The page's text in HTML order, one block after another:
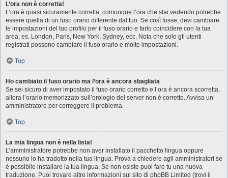
L’ora non è corretta!
L’ora è quasi sicuramente corretta, comunque l’ora che stai vedendo potrebbe
essere quella di un fuso orario differente dal tuo. Se così fosse, devi cambiare
le impostazioni del tuo profilo per il fuso orario e farlo coincidere con la tua
area, es. London, Paris, New York, Sydney, ecc. Nota che solo gli utenti
registrati possono cambiare il fuso orario e molte impostazioni.
Top
Ho cambiato il fuso orario ma l’ora è ancora sbagliata
Se sei sicuro di aver impostato il fuso orario corretto e l’ora è ancora scorretta,
allora l’orario memorizzato sull’orologio del server non è corretto. Avvisa un
amministratore per correggere il problema.
Top
La mia lingua non è nella lista!
L’amministratore potrebbe non aver installato il pacchetto lingua oppure
nessuno lo ha tradotto nella tua lingua. Prova a chiedere agli amministratori se
è possibile installare la tua lingua. Se non esiste puoi fare tu una nuova
traduzione. Puoi trovare altre informazioni sul sito di phpBB Limited (trovi il